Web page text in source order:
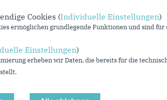
Landtagsfraktion Nordrhein-Westfalen
Cookies (Individuelle Einstellungen)
ermöglichen grundlegende Funktionen und sind
Einstellungen)
erheben wir Daten, die bereits für die